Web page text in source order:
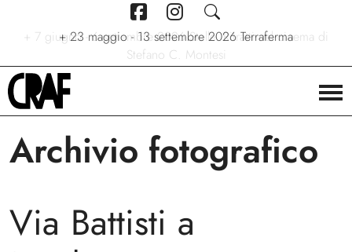
+ 7 giugno - 6 settembre 2026 Stelle. Ritratti nel cinema di
Stefano C. Montesi
+ 23 maggio - 13 settembre 2026 Terraferma
+ 24/04/2026 - 27/09/2026 Via per le strade
Archivio fotografico
Via Battisti a